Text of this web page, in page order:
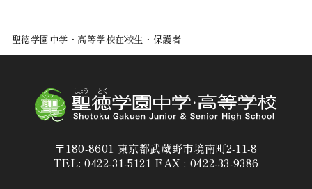
聖徳学園中学・高等学校在校生・保護者
〒180-8601 東京都武蔵野市境南町2-11-8
TEL: 0422-31-5121 FAX : 0422-33-9386